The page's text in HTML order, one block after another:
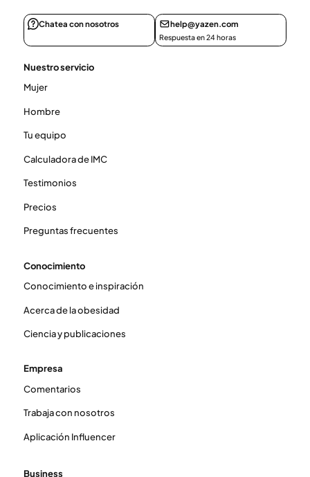
Chatea con nosotros help@yazen.com
Respuesta en 24 horas
Nuestro servicio
Mujer
Hombre
Tu equipo
Calculadora de IMC
Testimonios
Precios
Preguntas frecuentes
Conocimiento
Conocimiento e inspiración
Acerca de la obesidad
Ciencia y publicaciones
Empresa
Comentarios
Trabaja con nosotros
Aplicación Influencer
Business